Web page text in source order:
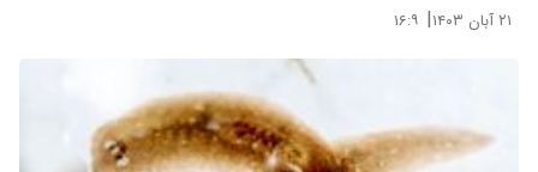
۲۱ آبان ۱۴۰۳ | ۱۶:۹